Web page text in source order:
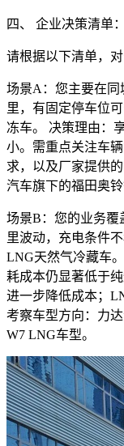
四、 企业决策清单
请根据以下清单，
场景A：您主要在同
里，有固定停车位
冻车。 决策理由：
小。需重点关注车
求，以及厂家提供
汽车旗下的福田奥
场景B：您的业务覆
里波动，充电条件
LNG天然气冷藏车
耗成本仍显著低于
进一步降低成本；
考察车型方向：力
W7 LNG车型。